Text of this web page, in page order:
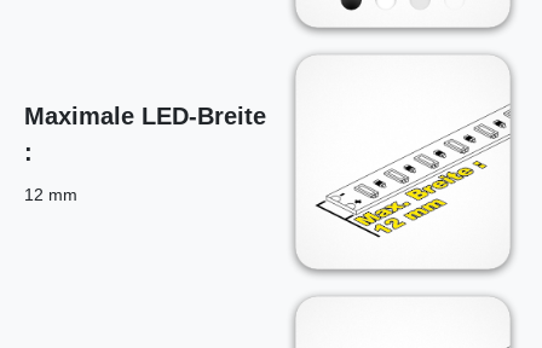
Maximale LED-Breite
:
12 mm